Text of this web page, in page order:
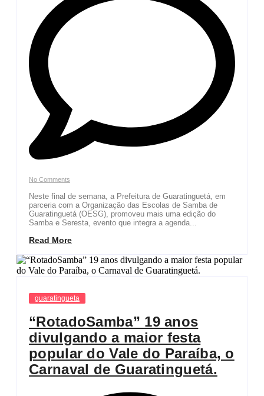
No Comments
Neste final de semana, a Prefeitura de Guaratinguetá, em
parceria com a Organização das Escolas de Samba de
Guaratinguetá (OESG), promoveu mais uma edição do
Samba e Seresta, evento que integra a agenda...
Read More
guaratingueta
“RotadoSamba” 19 anos
divulgando a maior festa
popular do Vale do Paraíba, o
Carnaval de Guaratinguetá.